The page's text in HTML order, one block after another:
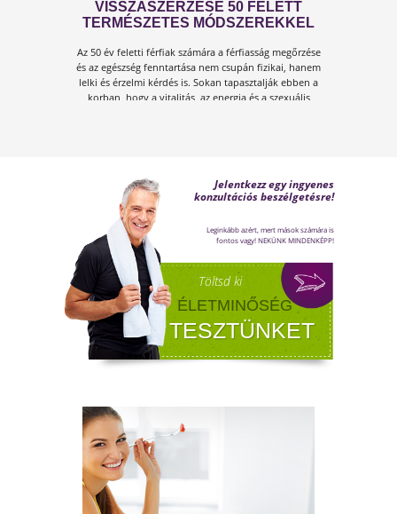
A KÁNIKULA 6 LEGFŐBB
VESZÉLYE
Amikor a hőmérséklet tartósan 30–35 °C fölé
emelkedik, szervezetünk hőszabályozó
rendszere komoly terhelés alá kerül.Tünetek,
megoldások!